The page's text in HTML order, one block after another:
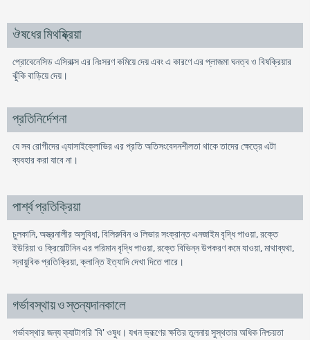
ঔষধের মিথষ্ক্রিয়া
প্রোবেনেসিড এসিরাক্স এর নিঃসরণ কমিয়ে দেয় এবং এ কারণে এর প্লাজমা ঘনত্ব ও বিষক্রিয়ার
ঝুঁকি বাড়িয়ে দেয়।
প্রতিনির্দেশনা
যে সব রোগীদের এ্যাসাইক্লোভির এর প্রতি অতিসংবেদনশীলতা থাকে তাদের ক্ষেত্রে এটা
ব্যবহার করা যাবে না।
পার্শ্ব প্রতিক্রিয়া
চুলকানি, অস্ত্রনালীর অসুবিধা, বিলিরুবিন ও লিভার সংক্রান্ত এনজাইম বৃদ্ধি পাওয়া, রক্তে
ইউরিয়া ও ক্রিয়েটিনিন এর পরিমান বৃদ্ধি পাওয়া, রক্তে বিভিন্ন উপকরণ কমে যাওয়া, মাথাব্যথা,
স্নায়ুবিক প্রতিক্রিয়া, ক্লান্তি ইত্যাদি দেখা দিতে পারে।
গর্ভাবস্থায় ও স্তন্যদানকালে
গর্ভাবস্থার জন্য ক্যাটাগরি 'বি' ওষুধ। যখন ভ্রূণের ক্ষতির তুলনায় সুস্থতার অধিক নিশ্চয়তা